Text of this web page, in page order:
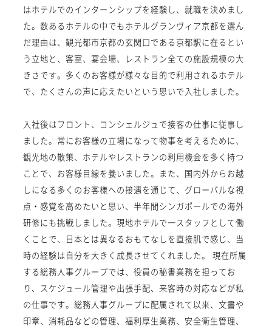
はホテルでのインターンシップを経験し、就職を決めまし
た。数あるホテルの中でもホテルグランヴィア京都を選ん
だ理由は、観光都市京都の玄関口である京都駅に在るとい
う立地と、客室、宴会場、レストラン全ての施設規模の大
きさです。多くのお客様が様々な目的で利用されるホテル
で、たくさんの声に応えたいという思いで入社しました。
入社後はフロント、コンシェルジュで接客の仕事に従事し
ました。常にお客様の立場になって物事を考えるために、
観光地の散策、ホテルやレストランの利用機会を多く持つ
ことで、お客様目線を養いました。また、国内外からお越
しになる多くのお客様への接遇を通じて、グローバルな視
点・感覚を高めたいと思い、半年間シンガポールでの海外
研修にも挑戦しました。現地ホテルで一スタッフとして働
くことで、日本とは異なるおもてなしを直接肌で感じ、当
時の経験は自分を大きく成長させてくれました。 現在所属
する総務人事グループでは、役員の秘書業務を担ってお
り、スケジュール管理や出張手配、来客時の対応などが私
の仕事です。総務人事グループに配属されて以来、文書や
印章、消耗品などの管理、福利厚生業務、安全衛生管理、